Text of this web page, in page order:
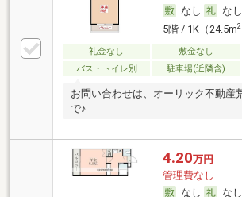
なし
なし
5階 / 1K（24.5m2
礼金なし 敷金なし
バス・トイレ別
駐車場(近隣含)
お問い合わせは、オーリック不動産
で♪
4.20万円
管理費なし
なし
なし